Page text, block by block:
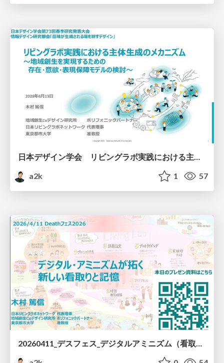
日本デザイン学会 リビングラボ実践における主体生成のメカニズム ―地域創生を実現するための存在・意欲・表現保障モデルの検討―
a2k
1 57
20260411_デスフェス_デジタルアミニズム（看取りと記憶）